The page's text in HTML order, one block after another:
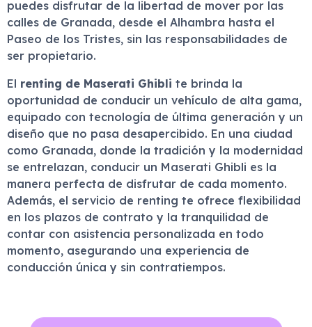
puedes disfrutar de la libertad de mover por las
calles de Granada, desde el Alhambra hasta el
Paseo de los Tristes, sin las responsabilidades de
ser propietario.
El renting de Maserati Ghibli te brinda la
oportunidad de conducir un vehículo de alta gama,
equipado con tecnología de última generación y un
diseño que no pasa desapercibido. En una ciudad
como Granada, donde la tradición y la modernidad
se entrelazan, conducir un Maserati Ghibli es la
manera perfecta de disfrutar de cada momento.
Además, el servicio de renting te ofrece flexibilidad
en los plazos de contrato y la tranquilidad de
contar con asistencia personalizada en todo
momento, asegurando una experiencia de
conducción única y sin contratiempos.